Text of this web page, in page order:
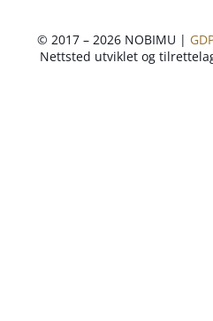
© 2017 – 2026 NOBIMU |
Nettsted utviklet og